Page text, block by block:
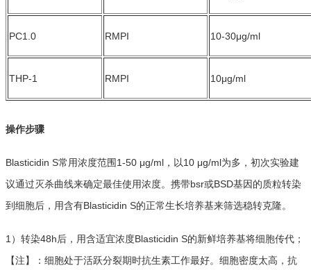
PC1.0 RMPI 10-30μg/ml
THP-1 RMPI 10μg/ml
操作步骤
Blasticidin S常用浓度范围1-50 μg/ml，以10 μg/ml为多，初次实验建
议通过灭杀曲线来确定最佳使用浓度。携带bsr或BSD基因的质粒转染
到细胞后，用含有Blasticidin S的正常生长培养基来筛选稳转克隆。
1）转染48h后，用含适宜浓度Blasticidin S的新鲜培养基将细胞传代；
【注】：细胞处于活跃分裂期时抗生素工作最好。细胞密度太高，抗